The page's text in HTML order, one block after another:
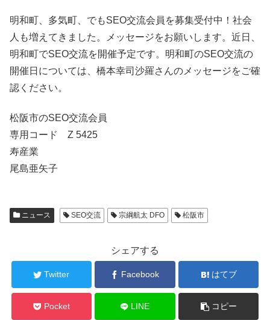
明和町、多気町、でもSEO交流会員を募集受付中！社会
人も増えてきました。メッセージをお願いします。近日、
明和町でSEO交流を開催予定です。明和町のSEO交流の
開催日については、橋本幸司沙羅さんのメッセージをご確
認ください。
松阪市のSEO交流会員
専用コード Z 5425
寿産業
尾島亜矢子
ニュース SEO交流 宗綱航太 DFO 松阪市
シェアする
Twitter Facebook はてブ
Pocket LINE コピー